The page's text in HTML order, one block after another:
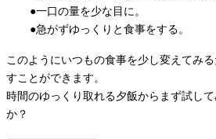
●一口の量を少な目に。
●急がずゆっくりと食事をする。
このようにいつもの食事を少し変えてみ
すことができます。
時間のゆっくり取れる夕飯からまず試し
か？